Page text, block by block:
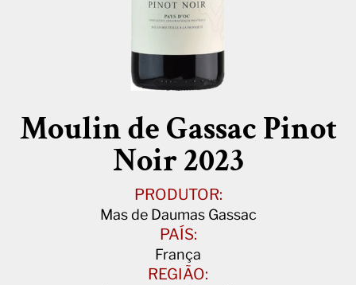
Moulin de Gassac Pinot
Noir 2023
PRODUTOR:
Mas de Daumas Gassac
PAÍS:
França
REGIÃO: